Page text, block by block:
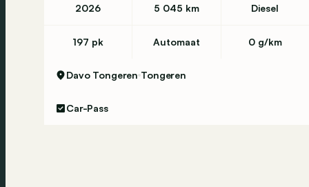
2026 5 045 km Diesel
197 pk Automaat 0 g/km
Davo Tongeren Tongeren
Car-Pass